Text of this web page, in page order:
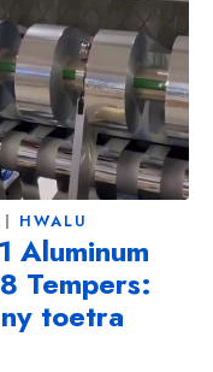
HWALU
Aluminum
Tempers:
toetra